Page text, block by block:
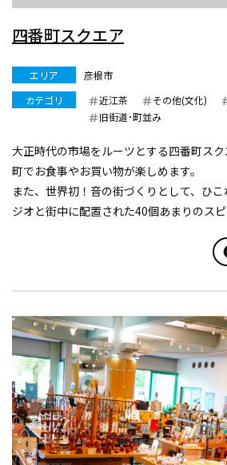
四番町スクエア
エリア
彦根市
カテゴリ
近江茶 その他(文化)
旧街道･町並み
大正時代の市場をルーツとする四番町ス
町でお食事やお買い物が楽しめます。
また、世界初！音の街づくりとして、ひ
ジオと街中に配置された40個あまりのス